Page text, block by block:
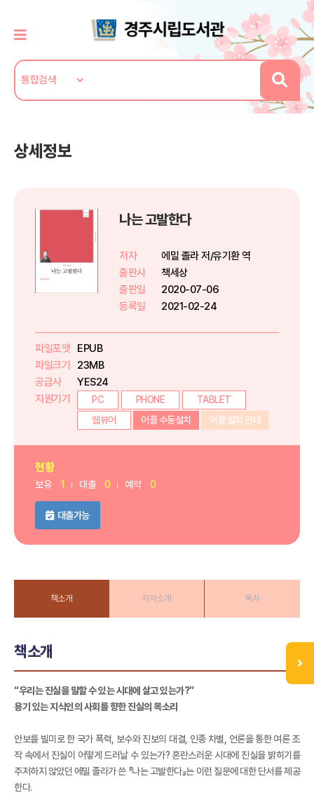
상세정보
나는 고발한다
저자
에밀 졸라 저/유기환 역
출판사
책세상
출판일
2020-07-06
등록일
2021-02-24
파일포맷
EPUB
파일크기
23MB
공급사
YES24
지원기기
PC PHONE
TABLET
웹뷰어
어플 수동설치 어플 설치 안내
현황
보유 1 대출 0 예약 0
대출가능
책소개 저자소개 목차
책소개
“우리는 진실을 말할 수 있는 시대에 살고 있는가?”
용기 있는 지식인의 사회를 향한 진실의 목소리
안보를 빌미로 한 국가 폭력, 보수와 진보의 대결, 인종 차별, 언론을 통한 여론 조
작 속에서 진실이 어떻게 드러날 수 있는가? 혼란스러운 시대에 진실을 밝히기를
주저하지 않았던 에밀 졸라가 쓴 『나는 고발한다』는 이런 질문에 대한 단서를 제공
한다.